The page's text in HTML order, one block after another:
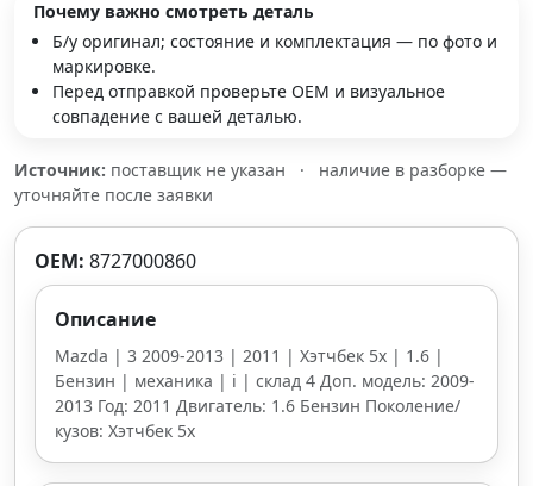
Почему важно смотреть деталь
Б/у оригинал; состояние и комплектация — по фото и
маркировке.
Перед отправкой проверьте OEM и визуальное
совпадение с вашей деталью.
Источник: поставщик не указан ·
наличие в разборке —
уточняйте после заявки
OEM: 8727000860
Описание
Mazda | 3 2009-2013 | 2011 | Хэтчбек 5х | 1.6 |
Бензин | механика | i | склад 4 Доп. модель: 2009-
2013 Год: 2011 Двигатель: 1.6 Бензин Поколение/
кузов: Хэтчбек 5х